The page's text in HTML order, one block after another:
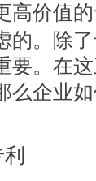
高价值
的。除
要。在
么企业